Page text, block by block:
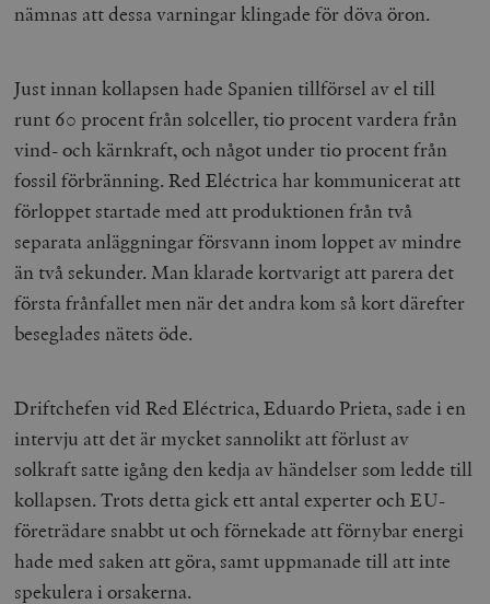
nämnas att dessa varningar klingade för döva öron.
Just innan kollapsen hade Spanien tillförsel av el till
runt 60 procent från solceller, tio procent vardera från
vind- och kärnkraft, och något under tio procent från
fossil förbränning. Red Eléctrica har kommunicerat att
förloppet startade med att produktionen från två
separata anläggningar försvann inom loppet av mindre
än två sekunder. Man klarade kortvarigt att parera det
första frånfallet men när det andra kom så kort därefter
beseglades nätets öde.
Driftchefen vid Red Eléctrica, Eduardo Prieta, sade i en
intervju att det är mycket sannolikt att förlust av
solkraft satte igång den kedja av händelser som ledde till
kollapsen. Trots detta gick ett antal experter och EU-
företrädare snabbt ut och förnekade att förnybar energi
hade med saken att göra, samt uppmanade till att inte
spekulera i orsakerna.